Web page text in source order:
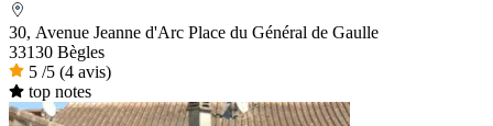
30, Avenue Jeanne d'Arc Place du Général de Gaulle
33130 Bègles
5 /5 (4 avis)
top notes